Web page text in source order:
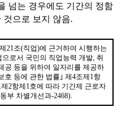
넘는 경우에도 기간의 정함
것으로 보지 않음.
21조(직업)에 근거하여 시행하는
으로서 국민의 직업능력 개발,취
공 등을 위하여 일자리를 제공하
호 등에 관한 법률 ｣제4조제1항
제2항제1호에 따라 기간제 근로자
부 차별개선과-2468).